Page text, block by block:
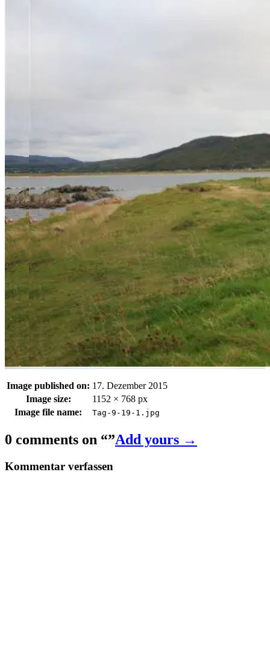
Image published on: 17. Dezember 2015
Image size:
1152 × 768 px
Image file name:
Tag-9-19-1.jpg
0 comments on “”Add yours →
Kommentar verfassen